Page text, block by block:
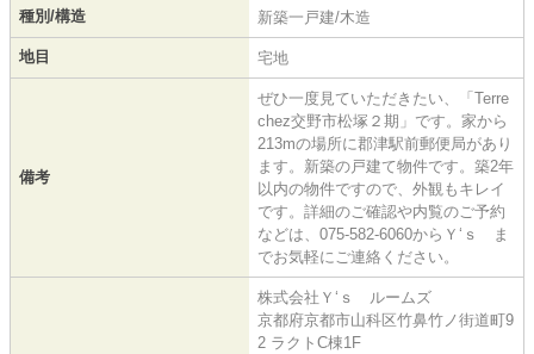
種別/構造 新築一戸建/木造
地目 宅地
備考
ぜひ一度見ていただきたい、「Terre
chez交野市松塚２期」です。家から
213mの場所に郡津駅前郵便局があり
ます。新築の戸建て物件です。築2年
以内の物件ですので、外観もキレイ
です。詳細のご確認や内覧のご予約
などは、075-582-6060からＹ‘ｓ ま
でお気軽にご連絡ください。
株式会社Ｙ‘ｓ ルームズ
京都府京都市山科区竹鼻竹ノ街道町9
2 ラクトC棟1F